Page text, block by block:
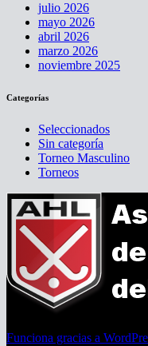
julio 2026
mayo 2026
abril 2026
marzo 2026
noviembre 2025
Categorías
Seleccionados
Sin categoría
Torneo Masculino
Torneos
Funciona gracias a